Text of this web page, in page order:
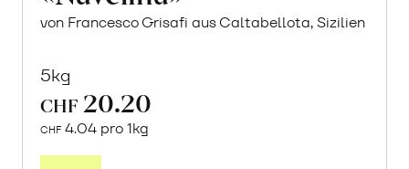
von Francesco Grisafi aus Caltabellota, Sizilien
5kg
CHF 20.20
CHF 4.04 pro 1kg